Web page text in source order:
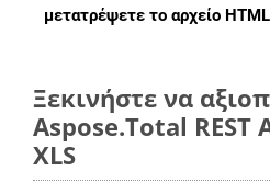
μετατρέψετε το αρχείο
Ξεκινήστε να
Aspose.Total REST
XLS